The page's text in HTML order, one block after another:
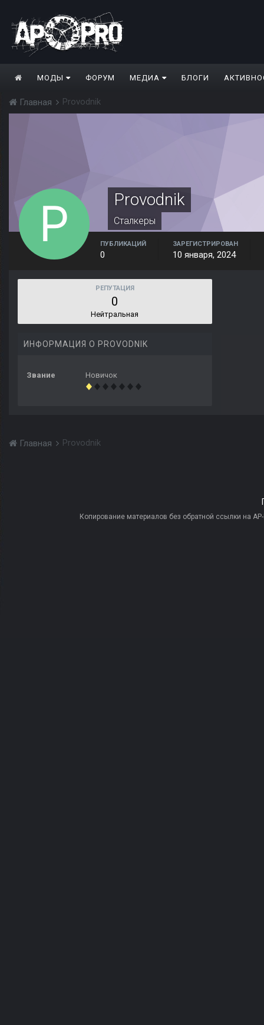
МОДЫ ФОРУМ МЕДИА БЛОГИ
Главная Provodnik
Provodnik
Сталкеры
ПУБЛИКАЦИЙ
0
ЗАРЕГИСТРИРОВАН
10 января, 2024
РЕПУТАЦИЯ
0
Нейтральная
ИНФОРМАЦИЯ О PROVODNIK
Звание Новичок
Главная Provodnik
Копирование материалов без обратной ссылки на